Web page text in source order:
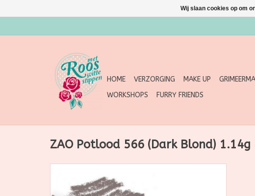
HOME VERZORGING MAKE UP
WORKSHOPS
FURRY FRIENDS
ZAO Potlood 566 (Dark Blond) 1.14g
Wij slaan cookies op om